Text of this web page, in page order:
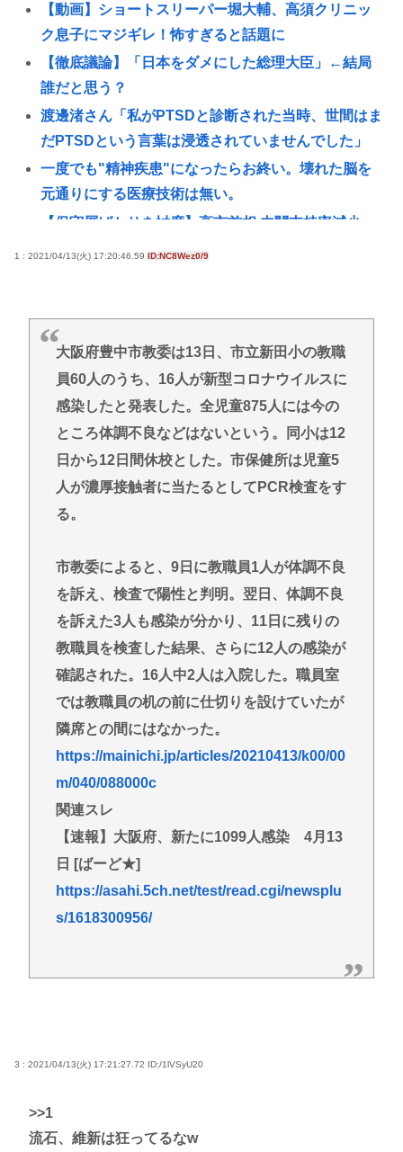
【動画】ショートスリーパー堀大輔、高須クリニッ
ク息子にマジギレ！怖すぎると話題に
【徹底議論】「日本をダメにした総理大臣」←結局
誰だと思う？
渡邊渚さん「私がPTSDと診断された当時、世間はま
だPTSDという言葉は浸透されていませんでした」
一度でも"精神疾患"になったらお終い。壊れた脳を
元通りにする医療技術は無い。
【保守層ばかりを忖度】高市首相 内閣支持率減少、
ぜんじろう「高市さんの被災地視察動画は北朝鮮の
記録映画かと思った。金正恩でもあんなに盛らん
ぞ」
【朗報】悠仁さま、ついに自力で『テント設営』！
国民感動の嵐www
ライフとかマルエツとか、特に何の取り柄もないス
ーパーが東京でデカい顔してるの不思議だよな、普
通OK行くだろ
一番かっこいい病気の名前、決まるw w w w w w w w
w w
【九州名物】鶏刺し食べた医師、全身麻痺へ…「死
んだほうが良い」
へずまりゅう、被災地で発熱。現地の医療リソース
消耗させるとか予想以上に迷惑だったな
Powered by livedoor 相互RSS
1 : 2021/04/13(火) 17:20:46.59 ID:NC8Wez0/9
大阪府豊中市教委は13日、市立新田小の教職
員60人のうち、16人が新型コロナウイルスに
感染したと発表した。全児童875人には今の
ところ体調不良などはないという。同小は12
日から12日間休校とした。市保健所は児童5
人が濃厚接触者に当たるとしてPCR検査をす
る。
市教委によると、9日に教職員1人が体調不良
を訴え、検査で陽性と判明。翌日、体調不良
を訴えた3人も感染が分かり、11日に残りの
教職員を検査した結果、さらに12人の感染が
確認された。16人中2人は入院した。職員室
では教職員の机の前に仕切りを設けていたが
隣席との間にはなかった。
https://mainichi.jp/articles/20210413/k00/00
m/040/088000c
関連スレ
【速報】大阪府、新たに1099人感染 4月13
日 [ばーど★]
https://asahi.5ch.net/test/read.cgi/newsplu
s/1618300956/
3 : 2021/04/13(火) 17:21:27.72 ID:/1lVSyU20
>>1
流石、維新は狂ってるなw